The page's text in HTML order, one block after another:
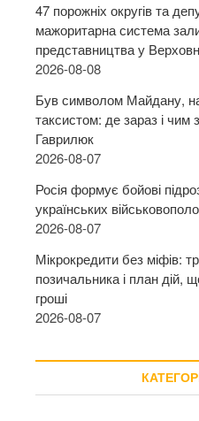
47 порожніх округів та
мажоритарна система
представництва у
2026-08-08
Був символом Майдану,
таксистом: де зараз і чим
Гаврилюк
2026-08-07
Росія формує бойові
українських
2026-08-07
Мікрокредити без міфів:
позичальника і план дій,
гроші
2026-08-07